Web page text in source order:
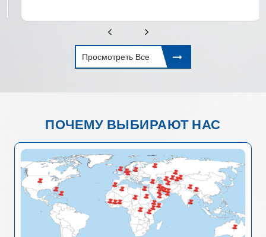
Просмотреть Все
ПОЧЕМУ ВЫБИРАЮТ НАС